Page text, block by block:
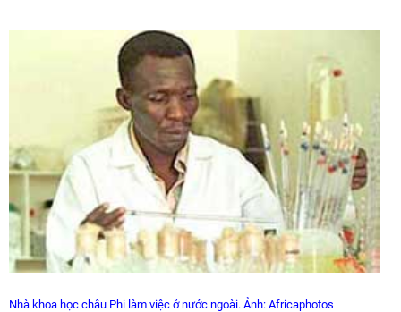
Nhà khoa học châu Phi làm việc ở nước ngoài. Ảnh: Africaphotos